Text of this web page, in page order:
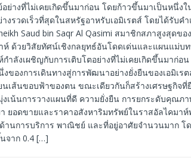
ย่างที่ไม่เคยเกิดขึ้นมาก่อน โดยก้าวขึ้นมาเป็นหนึ่ง
งรวดเร็วที่สุดในสหรัฐอาหรับเอมิเรตส์ โดยได้รับค
Saud bin Saqr Al Qasimi สมาชิกสภาสูงสุดขอ
ห์ ด้วยวิสัยทัศน์เชิงกลยุทธ์อันโดดเด่นและแผนแม่บ
ำลังเผชิญกับการเติบโตอย่างที่ไม่เคยเกิดขึ้นมาก่อ
ของการเดินทางสู่การพัฒนาอย่างยั่งยืนของเอมิเรต
ยนเส้นขอบฟ้าของตน ขณะเดียวกันก็สร้างเศรษฐกิจ
เน้นการวางแผนที่ดี ความยั่งยืน การยกระดับคุณภ
อดขายและราคาอสังหาริมทรัพย์ในราสอัลไคมาห์
านการบริการ พาณิชย์ และที่อยู่อาศัยจำนวนมาก โ
จาก 0.4 […]